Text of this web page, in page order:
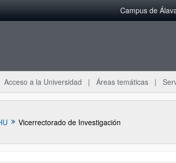
Campus de
Acceso a la Universidad Áreas temáticas
Vicerrectorado de Investigación